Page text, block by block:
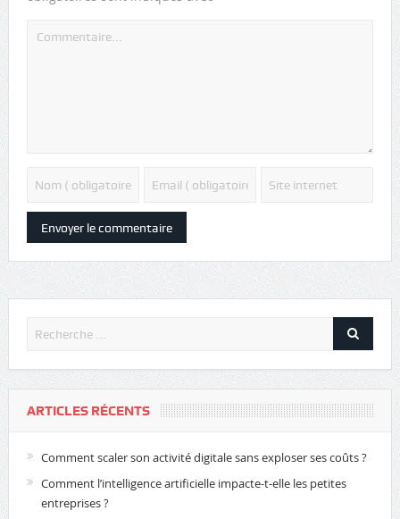
ARTICLES RÉCENTS
Comment scaler son activité digitale sans exploser ses coûts ?
Comment l’intelligence artificielle impacte-t-elle les petites
entreprises ?